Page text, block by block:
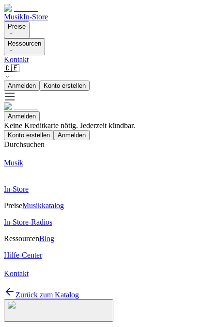
MusikIn-Store
Preise
Ressourcen
Kontakt
🇩🇪
Anmelden Konto erstellen
Anmelden
Keine Kreditkarte nötig. Jederzeit kündbar.
Konto erstellen Anmelden
Durchsuchen
Musik
In-Store
PreiseMusikkatalog
In-Store-Radios
RessourcenBlog
Hilfe-Center
Kontakt
Zurück zum Katalog